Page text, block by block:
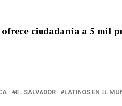
ofrece ciudadanía a 5 mil
EL SALVADOR LATINOS EN EL